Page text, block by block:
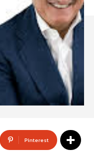
Pinterest